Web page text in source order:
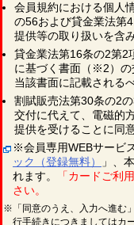
会員規約における個人
の56および貸金業法第
提供等の取り扱いを含み
貸金業法第16条の2第
に基づく書面（※2）の
当該書面に記載される
割賦販売法第30条の2
交付に代えて、電磁的
提供を受けることに同
※会員専用WEBサービ
ック（登録無料）
」、
れます。
「カードご利
さい。
※「同意のうえ、入力へ進む
行手続きにつきましてはカ